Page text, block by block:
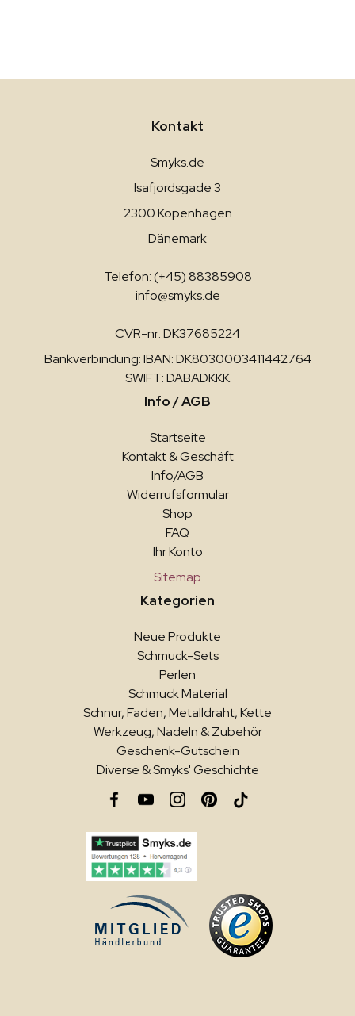
Kontakt
Smyks.de
Isafjordsgade 3
2300 Kopenhagen
Dänemark
Telefon: (+45) 88385908
info@smyks.de
CVR-nr: DK37685224
Bankverbindung: IBAN: DK8030003411442764
SWIFT: DABADKKK
Info / AGB
Startseite
Kontakt & Geschäft
Info/AGB
Widerrufsformular
Shop
FAQ
Ihr Konto
Sitemap
Kategorien
Neue Produkte
Schmuck-Sets
Perlen
Schmuck Material
Schnur, Faden, Metalldraht, Kette
Werkzeug, Nadeln & Zubehör
Geschenk-Gutschein
Diverse & Smyks' Geschichte